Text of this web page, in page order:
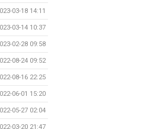
03-18 14:11
03-14 10:37
02-28 09:58
08-24 09:52
08-16 22:25
06-01 15:20
05-27 02:04
03-20 21:47